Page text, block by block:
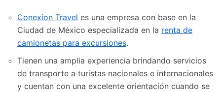
Conexion Travel es una empresa con base en la
Ciudad de México especializada en la renta de
camionetas para excursiones.
Tienen una amplia experiencia brindando servicios
de transporte a turistas nacionales e internacionales
y cuentan con una excelente orientación cuando se